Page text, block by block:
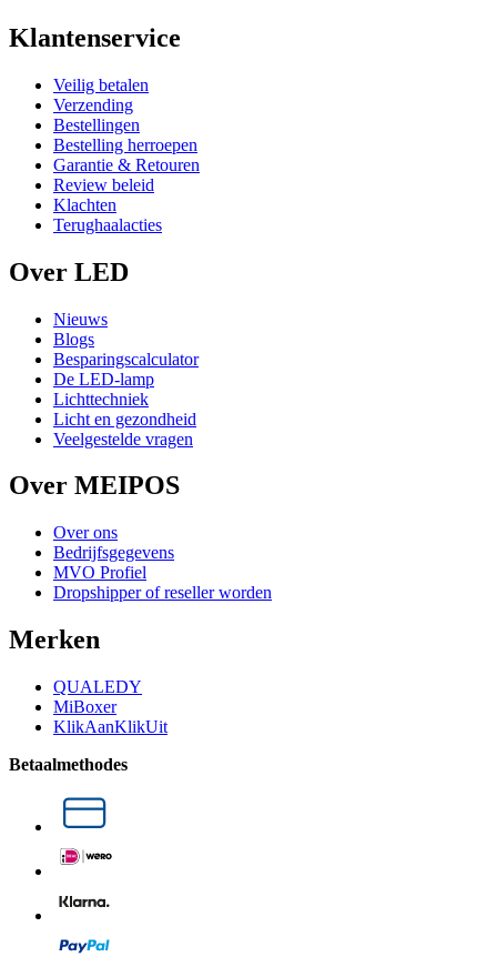
Klantenservice
Veilig betalen
Verzending
Bestellingen
Bestelling herroepen
Garantie & Retouren
Review beleid
Klachten
Terughaalacties
Over LED
Nieuws
Blogs
Besparingscalculator
De LED-lamp
Lichttechniek
Licht en gezondheid
Veelgestelde vragen
Over MEIPOS
Over ons
Bedrijfsgegevens
MVO Profiel
Dropshipper of reseller worden
Merken
QUALEDY
MiBoxer
KlikAanKlikUit
Betaalmethodes